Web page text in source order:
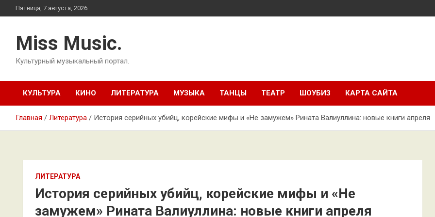
Перейти
к
Пятница, 7 августа, 2026
Miss Music.
Культурный музыкальный портал.
КУЛЬТУРА КИНО ЛИТЕРАТУРА МУЗЫКА ТАНЦЫ ТЕАТР ШОУБИЗ КАРТА САЙТА
Главная Литература История серийных убийц, корейские мифы и «Не замужем» Рината Валиуллина: новые книги апреля
ЛИТЕРАТУРА
История серийных убийц, корейские мифы и «Не
замужем» Рината Валиуллина: новые книги апреля